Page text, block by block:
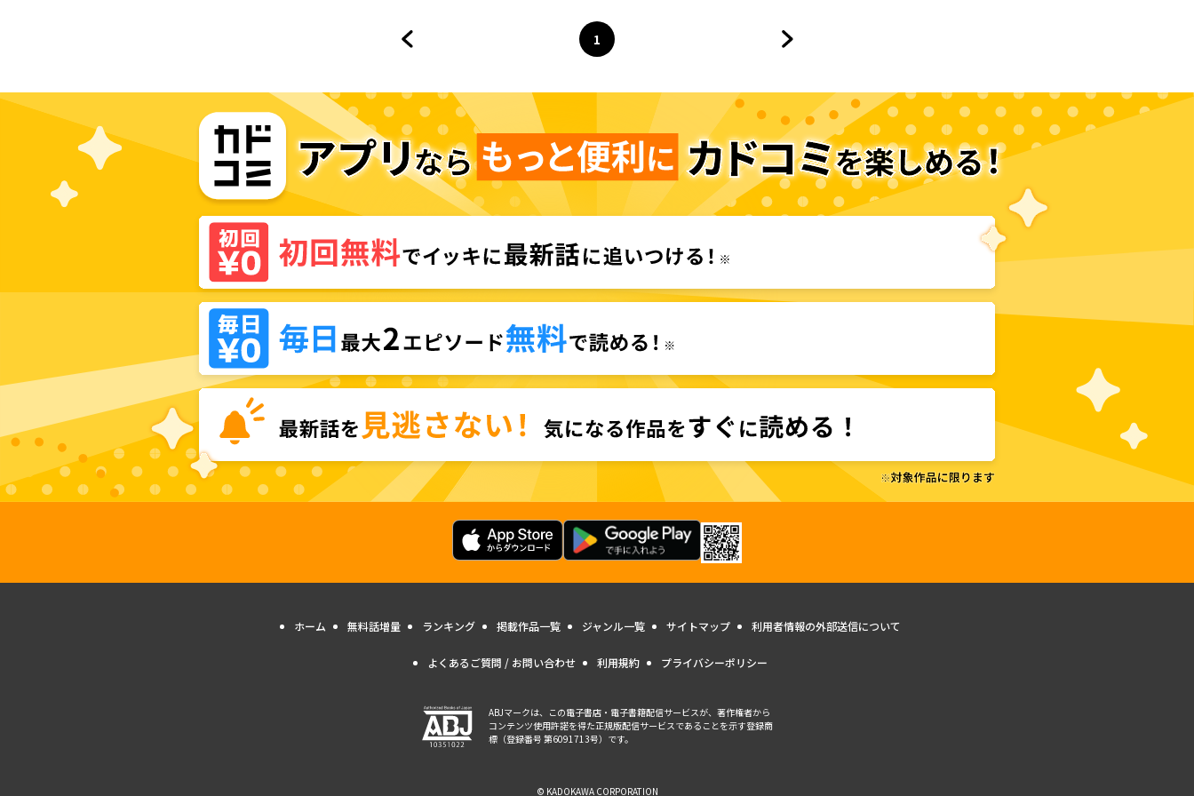
ページ
1
へ
ホーム 無料話増量 ランキング 掲載作品一覧 ジャンル一覧 サイトマップ 利用者情報の外部送信について
よくあるご質問 / お問い合わせ 利用規約 プライバシーポリシー
ABJマークは、この電子書店・電子書籍配信サービスが、著作権者から
コンテンツ使用許諾を得た正規版配信サービスであることを示す登録商
標（登録番号 第6091713号）です。
© KADOKAWA CORPORATION